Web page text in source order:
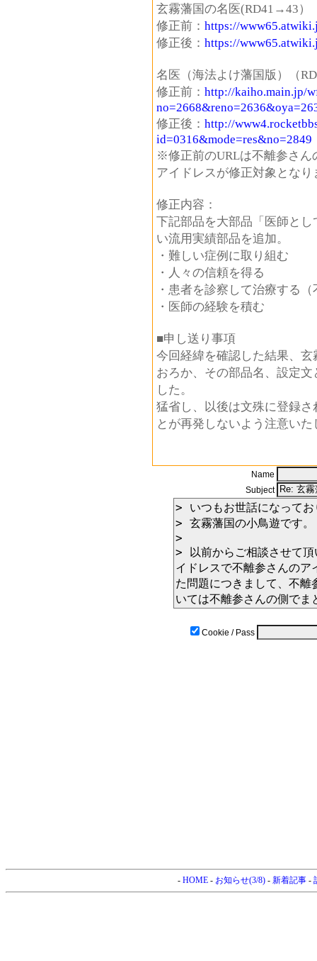
玄霧藩国の名医(RD41→43）
修正前： https://
修正後： https://
名医（海法よけ藩国版）（
修正前： http://kaiho.main.jp/
修正後： http://
id=0316&mode=res&no=2849
※修正前のURLは不離参さん
アイドレスが修正対象となり
修正内容：
下記部品を大部品「医師と
い流用実績部品を追加。
・難しい症例に取り組む
・人々の信頼を得る
・患者を診察して治療する
・医師の経験を積む
■申し送り事項
今回経緯を確認した結果、
おろか、その部品名、設定
した。
猛省し、以後は文殊に登録
とが再発しないよう注意いた
Name
Subject
Cookie / Pass
- HOME- お知らせ(3/8)- 新着記事-